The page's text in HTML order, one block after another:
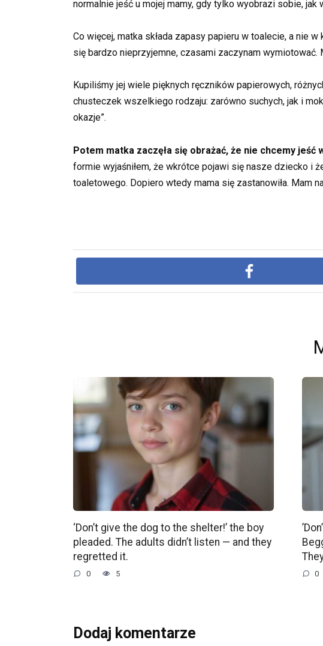
normalnie jeść u mojej mamy, gdy tylko wyobrazi sobie, jak
Co więcej, matka składa zapasy papieru w toalecie, a nie
się bardzo nieprzyjemne, czasami zaczynam
Kupiliśmy jej wiele pięknych ręczników papierowych,
chusteczek wszelkiego rodzaju: zarówno suchych, jak i
okazje”.
Potem matka zaczęła się obrażać, że nie chcemy jeść
formie wyjaśniłem, że wkrótce pojawi się nasze dziecko i
toaletowego. Dopiero wtedy mama się zastanowiła. Mam
‘Don’t give the dog to the shelter!’ the boy
pleaded. The adults didn’t listen — and they
regretted it.
0 5 0
Dodaj komentarze